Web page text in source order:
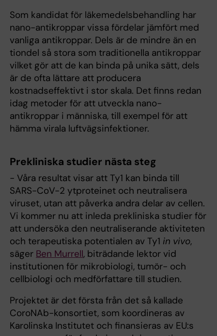
Som kandidat för läkemedelsbehandling har
nano-antikroppar vissa fördelar jämfört med
vanliga antikroppar. Dels är de mindre än en
tiondel så stora som traditionella antikroppar
vilket gör att de kan binda på unika sätt, dels
är de ofta lättare att producera
kostnadseffektivt i stor skala. Det finns redan
idag metoder för att utveckla nano-
antikroppar i människa, till exempel för att
hämma virala luftvägsinfektioner.
Prekliniska studier nästa steg
- Våra resultat visar att Ty1 kan binda till
SARS-CoV-2 ytproteinet och neutralisera
viruset, utan att påverka andra delar av cellen.
Vi kommer nu att inleda prekliniska studier för
att undersöka den neutraliserande aktiviteten
och terapeutiska potentialen av Ty1 in vivo,
säger Ben Murrell, biträdande lektor vid
institutionen för mikrobiologi, tumör- och
cellbiologi och medförfattare till studien.
Projektet är det första från det så kallade
CoroNAb-konsortiet, som koordineras av
Karolinska Institutet och finansieras av EU:s